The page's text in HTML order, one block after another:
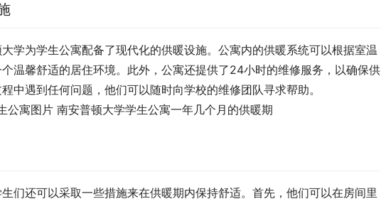
学为学生公寓配备了现代化的供暖设施。公寓内的供暖系统可以根据室温
温馨舒适的居住环境。此外，公寓还提供了24小时的维修服务，以确保供
中遇到任何问题，他们可以随时向学校的维修团队寻求帮助。
们还可以采取一些措施来在供暖期内保持舒适。首先，他们可以在房间里